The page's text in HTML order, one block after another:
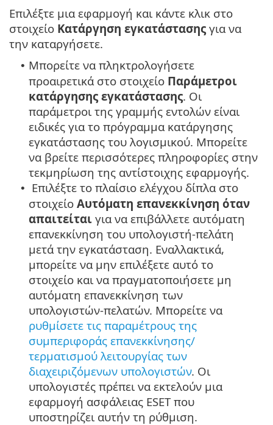
Επιλέξτε μια εφαρμογή και κάντε κλικ στο
στοιχείο Κατάργηση εγκατάστασης για να
την καταργήσετε.
• Μπορείτε να πληκτρολογήσετε
προαιρετικά στο στοιχείο Παράμετροι
κατάργησης εγκατάστασης. Οι
παράμετροι της γραμμής εντολών είναι
ειδικές για το πρόγραμμα κατάργησης
εγκατάστασης του λογισμικού. Μπορείτε
να βρείτε περισσότερες πληροφορίες στην
τεκμηρίωση της αντίστοιχης εφαρμογής.
•
Επιλέξτε το πλαίσιο ελέγχου δίπλα στο
στοιχείο Αυτόματη επανεκκίνηση όταν
απαιτείται για να επιβάλλετε αυτόματη
επανεκκίνηση του υπολογιστή-πελάτη
μετά την εγκατάσταση. Εναλλακτικά,
μπορείτε να μην επιλέξετε αυτό το
στοιχείο και να πραγματοποιήσετε μη
αυτόματη επανεκκίνηση των
υπολογιστών-πελατών. Μπορείτε να
ρυθμίσετε τις παραμέτρους της
συμπεριφοράς επανεκκίνησης/
τερματισμού λειτουργίας των
διαχειριζόμενων υπολογιστών. Οι
υπολογιστές πρέπει να εκτελούν μια
εφαρμογή ασφάλειας ESET που
υποστηρίζει αυτήν τη ρύθμιση.